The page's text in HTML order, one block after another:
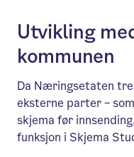
Utvikling
kommunen
Da Næringsetaten
eksterne parter –
skjema før
funksjon i Skjema